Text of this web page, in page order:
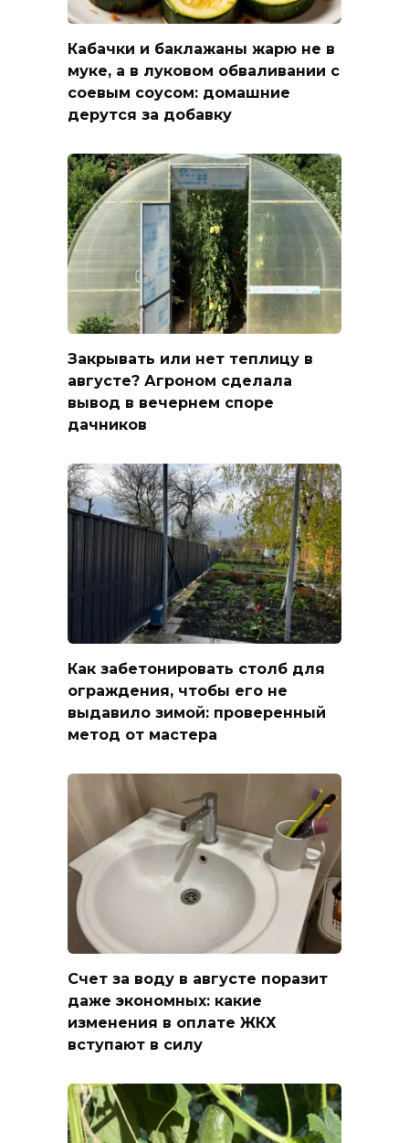
Кабачки и баклажаны жарю не в
муке, а в луковом обваливании с
соевым соусом: домашние
дерутся за добавку
Закрывать или нет теплицу в
августе? Агроном сделала
вывод в вечернем споре
дачников
Как забетонировать столб для
ограждения, чтобы его не
выдавило зимой: проверенный
метод от мастера
Счет за воду в августе поразит
даже экономных: какие
изменения в оплате ЖКХ
вступают в силу